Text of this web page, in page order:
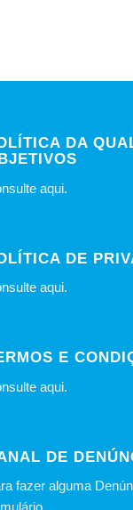
DA
aqui.
DE
aqui.
E
aqui.
DE
fazer alguma